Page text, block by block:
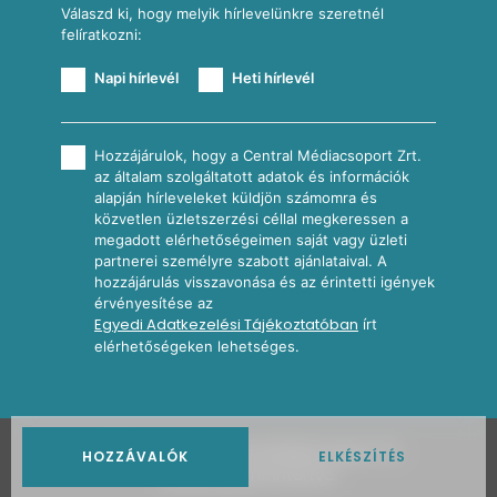
HOZZÁVALÓK ELKÉSZÍTÉS
Válaszd ki, hogy melyik hírlevelünkre szeretnél
felíratkozni:
Napi hírlevél Heti hírlevél
Hozzájárulok, hogy a Central Médiacsoport Zrt.
az általam szolgáltatott adatok és információk
alapján hírleveleket küldjön számomra és
közvetlen üzletszerzési céllal megkeressen a
megadott elérhetőségeimen saját vagy üzleti
partnerei személyre szabott ajánlataival. A
hozzájárulás visszavonása és az érintetti igények
érvényesítése az
Egyedi Adatkezelési Tájékoztatóban írt
elérhetőségeken lehetséges.
2026Nosalty · Central Médiacsoport Zrt.